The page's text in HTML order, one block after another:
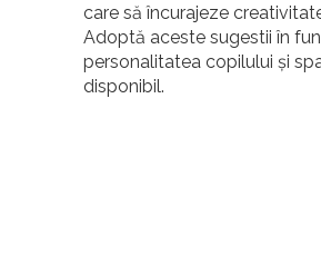
care să încurajeze
Adoptă aceste sugestii în
personalitatea copilului și
disponibil.